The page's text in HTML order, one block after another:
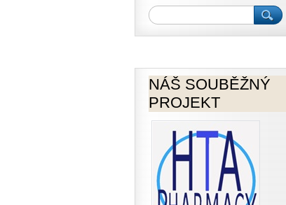
NÁŠ SOUBĚŽNÝ
PROJEKT